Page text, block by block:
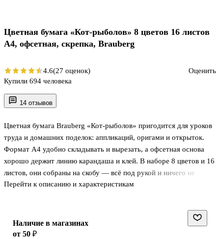
14 отзывов
Цветная бумага Brauberg «Кот-рыболов» пригодится для уроков
труда и домашних поделок: аппликаций, оригами и открыток.
Формат А4 удобно складывать и вырезать, а офсетная основа
хорошо держит линию карандаша и клей. В наборе 8 цветов и 16
листов, они собраны на скобу — всё под рукой и ничего не
теряется.
Перейти к описанию и характеристикам
Цветная бумага «Кот-рыболов» 8 цветов 16 листов
А4, офсетная, скрепка, Brauberg
4.6(27 оценок)
Оценить
Купили 694 человека
Наличие в магазинах
от 50 ₽